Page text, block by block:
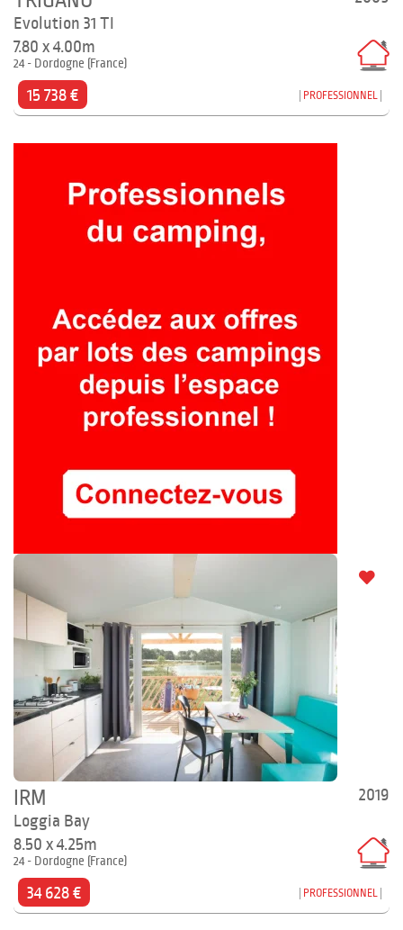
Evolution 31 TI
7.80 x 4.00m
24 - Dordogne (France)
15 738 € PROFESSIONNEL
2019
IRM
Loggia Bay
8.50 x 4.25m
24 - Dordogne (France)
34 628 € PROFESSIONNEL